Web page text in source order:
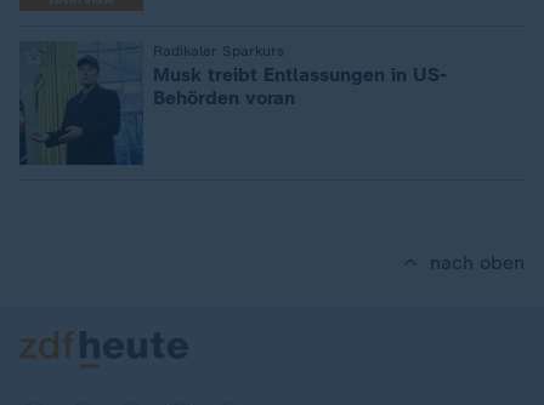
Radikaler Sparkurs
Musk treibt Entlassungen in US-
Behörden voran
nach oben